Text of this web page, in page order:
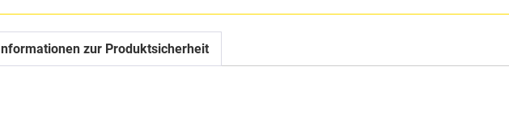
Informationen zur Produktsicherheit